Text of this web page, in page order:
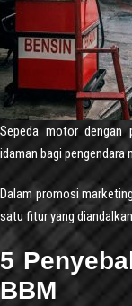
Sepeda motor dengan
idaman bagi pengendara
Dalam promosi
satu fitur yang
5
BBM